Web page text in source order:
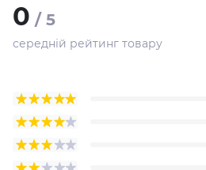
0 / 5
середній рейтинг товару